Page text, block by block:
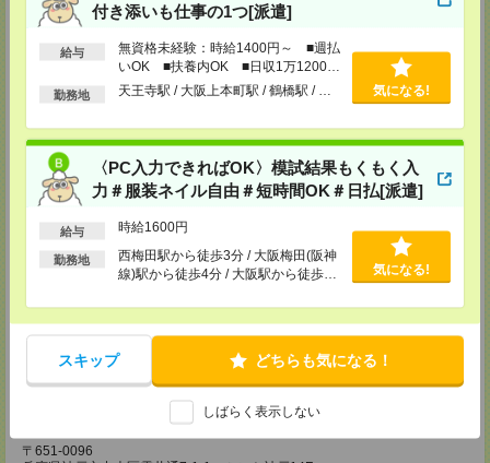
付き添いも仕事の1つ[派遣]
給与
無資格未経験：時給1400円～ ■週払
いOK ■扶養内OK ■日収1万1200円
以上
勤務地 天王寺駅 / 大阪上本町駅 / 鶴橋駅 / … 気になる!
〈PC入力できればOK〉模試結果もくもく入
力＃服装ネイル自由＃短時間OK＃日払[派遣]
給与 時給1600円
勤務地
西梅田駅から徒歩3分 / 大阪梅田(阪神
線)駅から徒歩4分 / 大阪駅から徒歩4
気になる!
スキップ どちらも気になる！
しばらく表示しない
・お仕事のご紹介など
登録場所
CS大阪支店
TEL：0120-923-052
MAIL：CS_OSAKA@manpowergroup.jp
担当：採用担当
CS難波支店
〒542-0076
大阪市中央区難波 2-2-3 御堂筋グランドビル 3F
MAIL：CS_NANBA@manpowergroup.jp
CS京都支店
TEL：0120-923-052
MAIL：CS_KYOTO@manpowergroup.jp
〒651-0096